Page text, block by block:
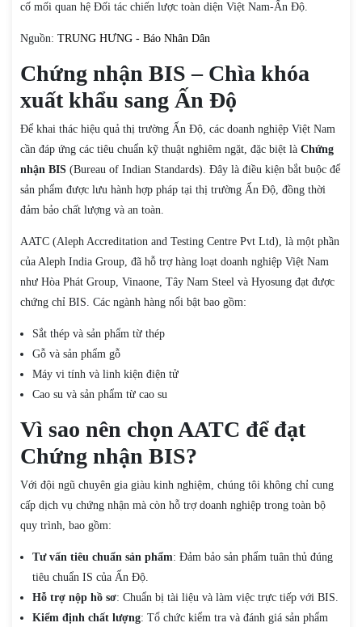
cố mối quan hệ Đối tác chiến lược toàn diện Việt Nam-Ấn Độ.
Nguồn: TRUNG HƯNG - Báo Nhân Dân
Chứng nhận BIS – Chìa khóa
xuất khẩu sang Ấn Độ
Để khai thác hiệu quả thị trường Ấn Độ, các doanh nghiệp Việt Nam
cần đáp ứng các tiêu chuẩn kỹ thuật nghiêm ngặt, đặc biệt là Chứng
nhận BIS (Bureau of Indian Standards). Đây là điều kiện bắt buộc để
sản phẩm được lưu hành hợp pháp tại thị trường Ấn Độ, đồng thời
đảm bảo chất lượng và an toàn.
AATC (Aleph Accreditation and Testing Centre Pvt Ltd), là một phần
của Aleph India Group, đã hỗ trợ hàng loạt doanh nghiệp Việt Nam
như Hòa Phát Group, Vinaone, Tây Nam Steel và Hyosung đạt được
chứng chỉ BIS. Các ngành hàng nổi bật bao gồm:
Sắt thép và sản phẩm từ thép
Gỗ và sản phẩm gỗ
Máy vi tính và linh kiện điện tử
Cao su và sản phẩm từ cao su
Vì sao nên chọn AATC để đạt
Chứng nhận BIS?
Với đội ngũ chuyên gia giàu kinh nghiệm, chúng tôi không chỉ cung
cấp dịch vụ chứng nhận mà còn hỗ trợ doanh nghiệp trong toàn bộ
quy trình, bao gồm:
Tư vấn tiêu chuẩn sản phẩm: Đảm bảo sản phẩm tuân thủ đúng
tiêu chuẩn IS của Ấn Độ.
Hỗ trợ nộp hồ sơ: Chuẩn bị tài liệu và làm việc trực tiếp với BIS.
Kiểm định chất lượng: Tổ chức kiểm tra và đánh giá sản phẩm